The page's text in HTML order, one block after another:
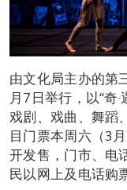
由文化局主办的第
月7日举行，以“奇
戏剧、戏曲、舞蹈
目门票本周六（3
开发售，门市、电
民以网上及电话购